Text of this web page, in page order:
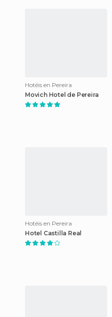
Hotéis en Pereira
Movich Hotel de Pereira
Hotéis en Pereira
Hotel Castilla Real